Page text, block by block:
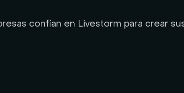
confían en Livestorm para crear